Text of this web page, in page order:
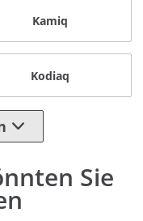
Kamiq
Kodiaq
Sie